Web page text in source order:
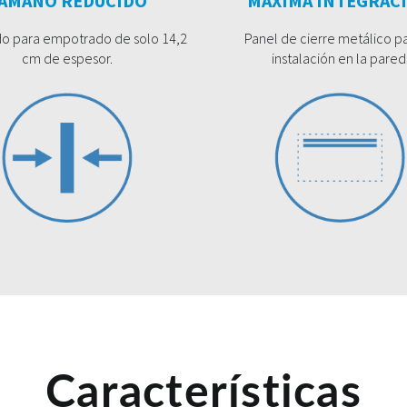
para empotrado de solo 14,2
cm de espesor.
Panel de cierre metálico
instalación en la pared.
Características